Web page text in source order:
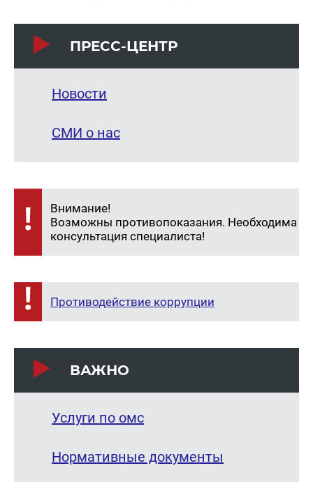
ПРЕСС-ЦЕНТР
Новости
СМИ о нас
Внимание!
Возможны противопоказания. Необходима
консультация специалиста!
Противодействие коррупции
ВАЖНО
Услуги по омс
Нормативные документы